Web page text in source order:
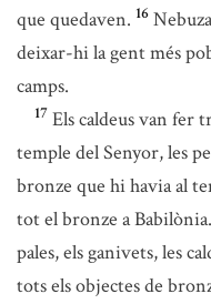
que quedaven. 16
deixar-hi la gent més
camps.
17 Els caldeus van fer
temple del Senyor, les
bronze que hi havia al
tot el bronze a Babilònia.
pales, els ganivets, les
tots els objectes de